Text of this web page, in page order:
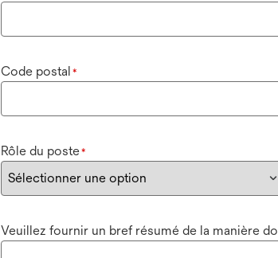
Code postal *
Rôle du poste*
Veuillez fournir un bref résumé de la manière